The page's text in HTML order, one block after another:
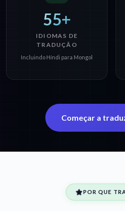
55+
IDIOMAS DE
TRADUÇÃO
Incluindo Híndi para Mongol
Começar a
POR QUE